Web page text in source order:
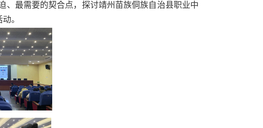
、最需要的契合点，探讨靖州苗族侗族自治县职业中
。